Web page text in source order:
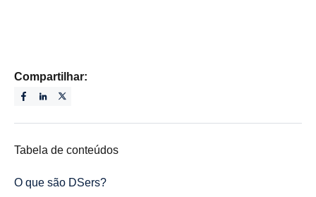
Compartilhar:
Tabela de conteúdos
O que são DSers?